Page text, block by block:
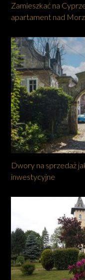
Zamieszkać na
apartament nad
Dwory na sprzedaż
inwestycyjne